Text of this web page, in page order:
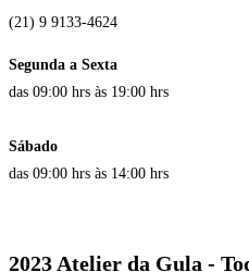
(21) 9 9133-4624
Segunda a Sexta
das 09:00 hrs às 19:00 hrs
Sábado
das 09:00 hrs às 14:00 hrs
2023 Atelier da Gula -